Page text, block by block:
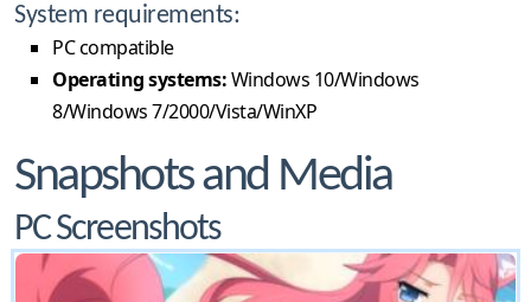
System requirements:
PC compatible
Operating systems:Windows 10/Windows
8/Windows 7/2000/Vista/WinXP
Snapshots and Media
PC Screenshots